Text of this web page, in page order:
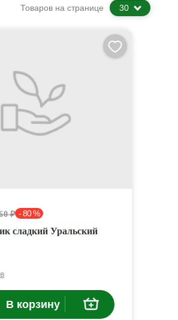
Товаров на странице 30
₽ - 80 %
сладкий Уральский
В корзину